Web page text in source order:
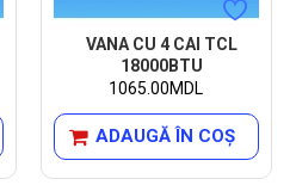
VANA CU 4 CAI TCL
18000BTU
1065.00MDL
ADAUGĂ ÎN COŞ